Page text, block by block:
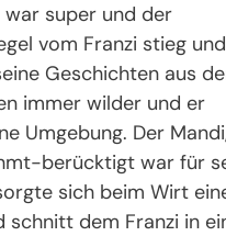
war super und der
vom Franzi stieg und
Geschichten aus
immer wilder und er
Umgebung. Der
berücktigt war für
sich beim Wirt
schnitt dem Franzi in